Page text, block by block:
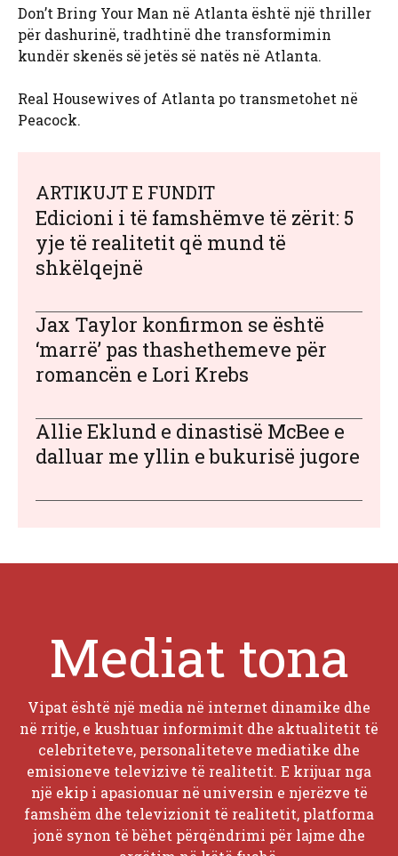
Don’t Bring Your Man në Atlanta është një thriller
për dashurinë, tradhtinë dhe transformimin
kundër skenës së jetës së natës në Atlanta.
Real Housewives of Atlanta po transmetohet në
Peacock.
ARTIKUJT E FUNDIT
Edicioni i të famshëmve të zërit: 5
yje të realitetit që mund të
shkëlqejnë
Jax Taylor konfirmon se është
‘marrë’ pas thashethemeve për
romancën e Lori Krebs
Allie Eklund e dinastisë McBee e
dalluar me yllin e bukurisë jugore
Mediat tona
Vipat është një media në internet dinamike dhe
në rritje, e kushtuar informimit dhe aktualitetit të
celebriteteve, personaliteteve mediatike dhe
emisioneve televizive të realitetit. E krijuar nga
një ekip i apasionuar në universin e njerëzve të
famshëm dhe televizionit të realitetit, platforma
jonë synon të bëhet përqëndrimi për lajme dhe